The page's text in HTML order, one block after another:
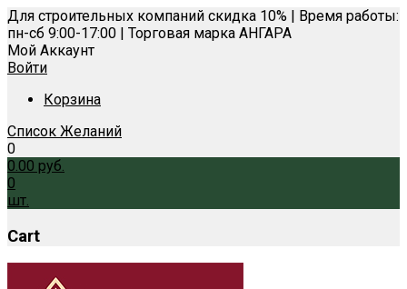
Для строительных компаний скидка 10% | Время работы:
пн-сб 9:00-17:00 | Торговая марка АНГАРА
Мой Аккаунт
Войти
Корзина
Список Желаний
0
0.00 руб.
0
шт.
Cart